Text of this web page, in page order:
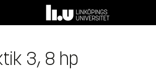
3, 8 hp